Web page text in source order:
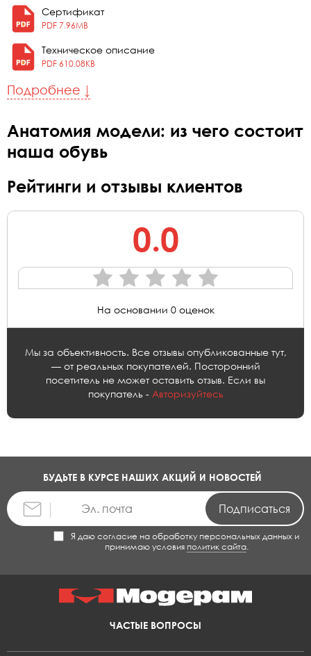
Сертификат
PDF 7.96MB
Техническое описание
PDF 610.08KB
Подробнее ↓
Анатомия модели: из чего состоит
наша обувь
Рейтинги и отзывы клиентов
0.0
На основании 0 оценок
Мы за объективность. Все отзывы опубликованные тут,
— от реальных покупателей. Посторонний
посетитель не может оставить отзыв. Если вы
покупатель - Авторизуйтесь
БУДЬТЕ В КУРСЕ НАШИХ АКЦИЙ И НОВОСТЕЙ
Я даю согласие на обработку персональных данных и
принимаю условия политик сайта.
ЧАСТЫЕ ВОПРОСЫ